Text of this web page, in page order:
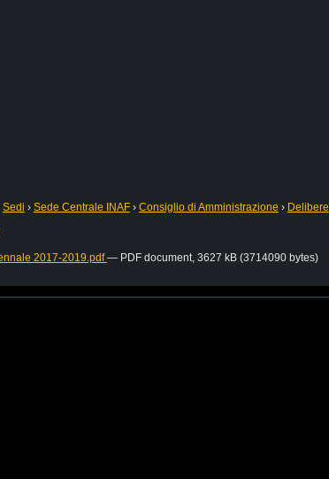
Sedi › Sede Centrale INAF › Consiglio di Amministrazione › Delibere
2017-2019.pdf— PDF document, 3627 kB (3714090 bytes)